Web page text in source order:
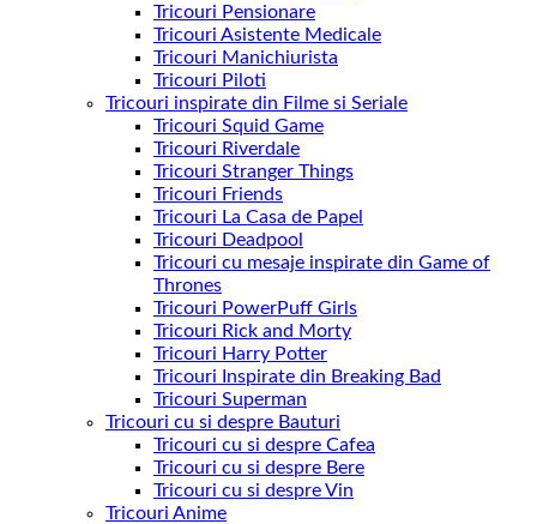
Tricouri Pensionare
Tricouri Asistente Medicale
Tricouri Manichiurista
Tricouri Piloti
Tricouri inspirate din Filme si Seriale
Tricouri Squid Game
Tricouri Riverdale
Tricouri Stranger Things
Tricouri Friends
Tricouri La Casa de Papel
Tricouri Deadpool
Tricouri cu mesaje inspirate din Game of
Thrones
Tricouri PowerPuff Girls
Tricouri Rick and Morty
Tricouri Harry Potter
Tricouri Inspirate din Breaking Bad
Tricouri Superman
Tricouri cu si despre Bauturi
Tricouri cu si despre Cafea
Tricouri cu si despre Bere
Tricouri cu si despre Vin
Tricouri Anime